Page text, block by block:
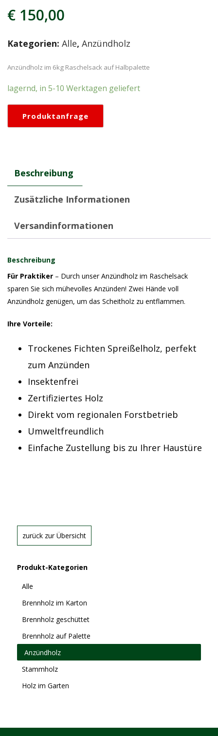
€ 150,00
Kategorien: Alle, Anzündholz
Anzündholz im 6kg Raschelsack auf Halbpalette
lagernd, in 5-10 Werktagen geliefert
Beschreibung
Zusätzliche Informationen
Versandinformationen
Beschreibung
Für Praktiker – Durch unser Anzündholz im Raschelsack
sparen Sie sich mühevolles Anzünden! Zwei Hände voll
Anzündholz genügen, um das Scheitholz zu entflammen.
Ihre Vorteile:
Trockenes Fichten Spreißelholz, perfekt
zum Anzünden
Insektenfrei
Zertifiziertes Holz
Direkt vom regionalen Forstbetrieb
Umweltfreundlich
Einfache Zustellung bis zu Ihrer Haustüre
zurück zur Übersicht
Produkt-Kategorien
Alle
Brennholz im Karton
Brennholz geschüttet
Brennholz auf Palette
Anzündholz
Stammholz
Holz im Garten